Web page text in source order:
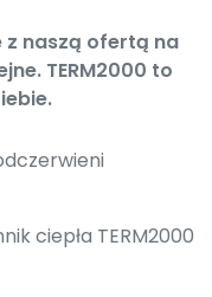
z naszą ofertą na
TERM2000 to
ciepła TERM2000